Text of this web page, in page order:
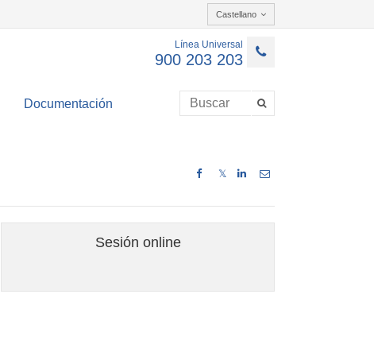
Castellano
Línea Universal
900 203 203
Documentación
𝕏
Sesión online